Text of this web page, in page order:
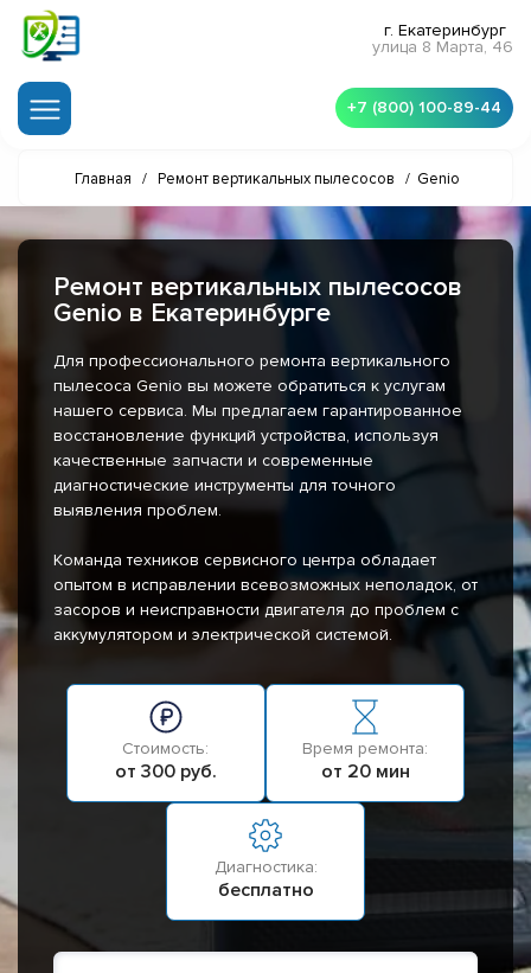
г. Екатеринбург
улица 8 Марта, 46
+7 (800) 100-89-44
Главная / Ремонт вертикальных пылесосов / Genio
Ремонт вертикальных пылесосов
Genio в Екатеринбурге
Для профессионального ремонта вертикального
пылесоса Genio вы можете обратиться к услугам
нашего сервиса. Мы предлагаем гарантированное
восстановление функций устройства, используя
качественные запчасти и современные
диагностические инструменты для точного
выявления проблем.
Команда техников сервисного центра обладает
опытом в исправлении всевозможных неполадок, от
засоров и неисправности двигателя до проблем с
аккумулятором и электрической системой.
Стоимость:
от 300 руб.
Время ремонта:
от 20 мин
Диагностика:
бесплатно